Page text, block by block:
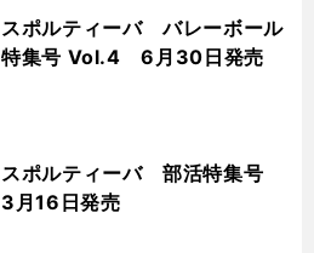
スポルティーバ バレーボール
特集号 Vol.4 6月30日発売
スポルティーバ 部活特集号
3月16日発売